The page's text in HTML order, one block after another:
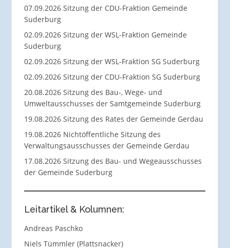
07.09.2026 Sitzung der CDU-Fraktion Gemeinde
Suderburg
02.09.2026 Sitzung der WSL-Fraktion Gemeinde
Suderburg
02.09.2026 Sitzung der WSL-Fraktion SG Suderburg
02.09.2026 Sitzung der CDU-Fraktion SG Suderburg
20.08.2026 Sitzung des Bau-, Wege- und
Umweltausschusses der Samtgemeinde Suderburg
19.08.2026 Sitzung des Rates der Gemeinde Gerdau
19.08.2026 Nichtöffentliche Sitzung des
Verwaltungsausschusses der Gemeinde Gerdau
17.08.2026 Sitzung des Bau- und Wegeausschusses
der Gemeinde Suderburg
Leitartikel & Kolumnen:
Andreas Paschko
Niels Tümmler (Plattsnacker)